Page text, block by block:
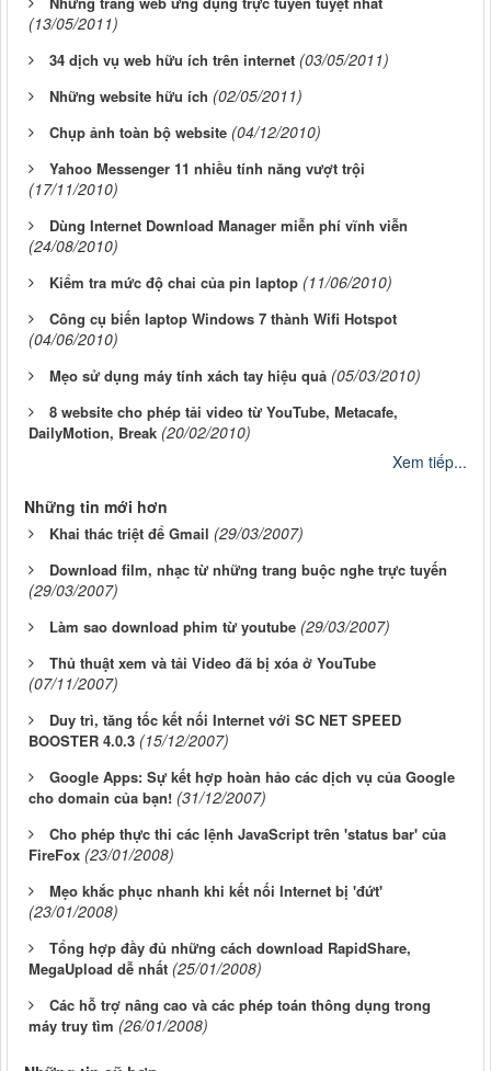
(13/05/2011)
34 dịch vụ web hữu ích trên internet (03/05/2011)
Những website hữu ích (02/05/2011)
Chụp ảnh toàn bộ website (04/12/2010)
Yahoo Messenger 11 nhiều tính năng vượt trội
(17/11/2010)
Dùng Internet Download Manager miễn phí vĩnh viễn
(24/08/2010)
Kiểm tra mức độ chai của pin laptop (11/06/2010)
Công cụ biến laptop Windows 7 thành Wifi Hotspot
(04/06/2010)
Mẹo sử dụng máy tính xách tay hiệu quả (05/03/2010)
8 website cho phép tải video từ YouTube, Metacafe,
DailyMotion, Break (20/02/2010)
Xem tiếp...
Những tin mới hơn
Khai thác triệt để Gmail (29/03/2007)
Download film, nhạc từ những trang buộc nghe trực tuyến
(29/03/2007)
Làm sao download phim từ youtube (29/03/2007)
Thủ thuật xem và tải Video đã bị xóa ở YouTube
(07/11/2007)
Duy trì, tăng tốc kết nối Internet với SC NET SPEED
BOOSTER 4.0.3 (15/12/2007)
Google Apps: Sự kết hợp hoàn hảo các dịch vụ của Google
cho domain của bạn! (31/12/2007)
Cho phép thực thi các lệnh JavaScript trên 'status bar' của
FireFox (23/01/2008)
Mẹo khắc phục nhanh khi kết nối Internet bị 'đứt'
(23/01/2008)
Tổng hợp đầy đủ những cách download RapidShare,
MegaUpload dễ nhất (25/01/2008)
Các hỗ trợ nâng cao và các phép toán thông dụng trong
máy truy tìm (26/01/2008)